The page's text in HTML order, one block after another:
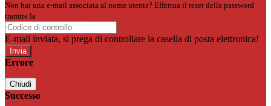
Non hai una e-mail associata al nome utente? Effettua il reset della password
tramite la
E-mail inviata, si prega di controllare la casella di posta elettronica!
Errore
Chiudi
Successo